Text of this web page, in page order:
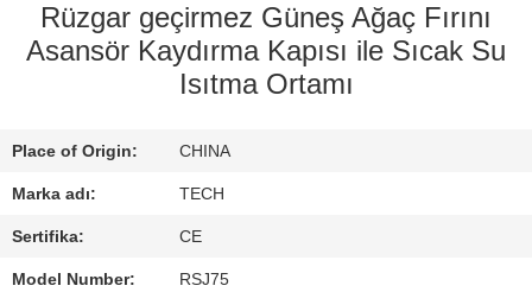
KALITE
BIZE
ULAŞIN
HABERLER
Rüzgar geçirmez Güneş Ağaç Fırını
Asansör Kaydırma Kapısı ile Sıcak Su
Isıtma Ortamı
Place of Origin: CHINA
Marka adı: TECH
Sertifika: CE
Model Number: RSJ75